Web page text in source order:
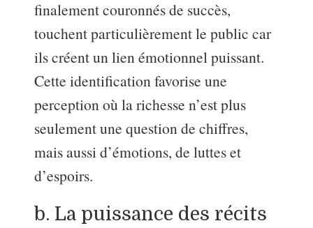
finalement couronnés de succès,
touchent particulièrement le public car
ils créent un lien émotionnel puissant.
Cette identification favorise une
perception où la richesse n’est plus
seulement une question de chiffres,
mais aussi d’émotions, de luttes et
d’espoirs.
b. La puissance des récits